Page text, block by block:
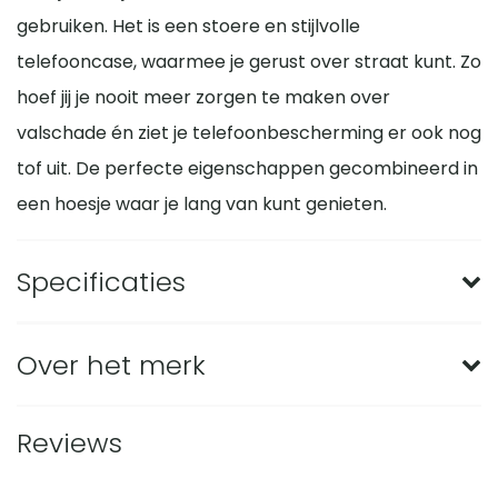
gebruiken. Het is een stoere en stijlvolle
telefooncase, waarmee je gerust over straat kunt. Zo
hoef jij je nooit meer zorgen te maken over
valschade én ziet je telefoonbescherming er ook nog
tof uit. De perfecte eigenschappen gecombineerd in
een hoesje waar je lang van kunt genieten.
Specificaties
Geschikt voor model
Over het merk
je voor de beste bescherming van je telefoon. Je
Reviews